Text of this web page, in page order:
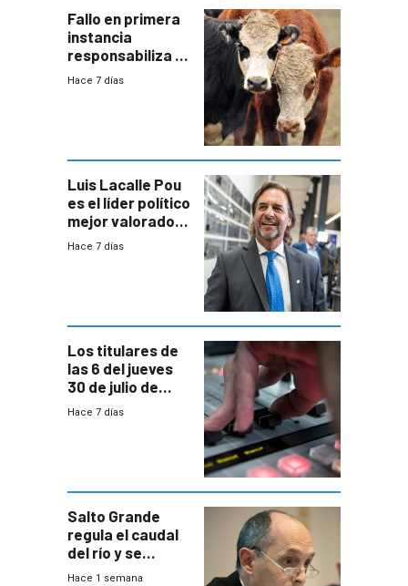
Fallo en primera
instancia
responsabiliza al
Estado por falta
Hace 7 días
Luis Lacalle Pou
es el líder político
mejor valorado
del país, según
Hace 7 días
Los titulares de
las 6 del jueves
30 de julio de
2026
Hace 7 días
Salto Grande
regula el caudal
del río y se
prepara para un
Hace 1 semana